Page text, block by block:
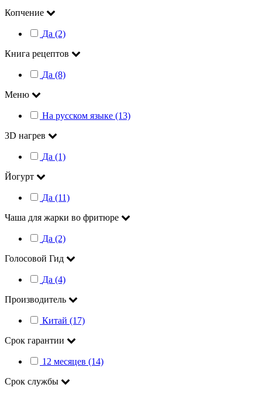
Копчение
Да (2)
Книга рецептов
Да (8)
Меню
На русском языке (13)
3D нагрев
Да (1)
Йогурт
Да (11)
Чаша для жарки во фритюре
Да (2)
Голосовой Гид
Да (4)
Производитель
Китай (17)
Срок гарантии
12 месяцев (14)
Срок службы